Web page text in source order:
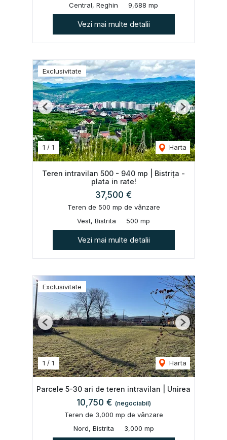
Central, Reghin
9,688 mp
Vezi mai multe detalii
Exclusivitate
1 / 1 Harta
Previous Next
Teren intravilan 500 - 940 mp | Bistrița -
plata in rate!
37,500 €
Teren de 500 mp de vânzare
Vest, Bistrita
500 mp
Vezi mai multe detalii
Exclusivitate
1 / 1 Harta
Previous Next
Parcele 5-30 ari de teren intravilan | Unirea
10,750 € (negociabil)
Teren de 3,000 mp de vânzare
Nord, Bistrita
3,000 mp